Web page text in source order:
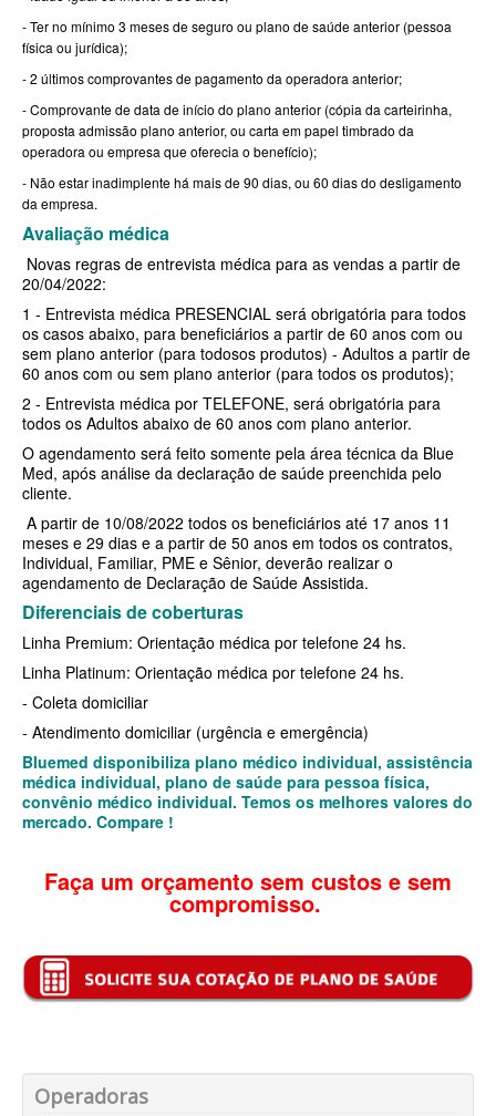
SANTARIS PLANO DE SAÚDE FAMILIAR
SÃO CRISTOVÃO PLANO DE SAÚDE FAMILIAR
SÃO MIGUEL PLANO DE SAÚDE FAMILIAR
STA CASA MAUÁ PLANO DE SAÚDE FAMILIAR
TOTAL MEDCARE PLANO DE SAÚDE FAMILIAR
TRASMONTANO PLANO DE SAÚDE FAMILIAR
ÚNICA PLANO DE SAÚDE FAMILIAR
UNIHOSP PLANO DE SAÚDE FAMILIAR
UNIMED GUARULHOS PLANO DE SAÚDE FAMILIAR
CLASSES PLANO DE SAÚDE FAMILIAR
PLANO DE SAÚDE INFANTIL
AMIL PLANO DE SAÚDE INFANTIL
BIO SAÚDE PLANO DE SAÚDE INFANTIL
BIOVIDA PLANO DE SAÚDE INFANTIL
BLUE MED PLANO DE SAÚDE INFANTIL
CLASSES PLANO DE SAÚDE INFANTIL
GARANTIA GS PLANO DE SAÚDE INFANTIL
GNDI PLANO DE SAÚDE INFANTIL
KIPP PLANO DE SAÚDE INFANTIL
MED TOUR PLANO DE SAÚDE INFANTIL
QSAUDE PLANO DE SAÚDE INFANTIL
SÃO MIGUEL PLANO DE SAÚDE INFANTIL
- Ter no mínimo 3 meses de seguro ou plano de saúde anterior (pessoa
física ou jurídica);
- 2 últimos comprovantes de pagamento da operadora anterior;
- Comprovante de data de início do plano anterior (cópia da carteirinha,
proposta admissão plano anterior, ou carta em papel timbrado da
operadora ou empresa que oferecia o benefício);
- Não estar inadimplente há mais de 90 dias, ou 60 dias do desligamento
da empresa.
Avaliação médica
Novas regras de entrevista médica para as vendas a partir de
20/04/2022:
1 - Entrevista médica PRESENCIAL será obrigatória para todos
os casos abaixo, para beneficiários a partir de 60 anos com ou
sem plano anterior (para todosos produtos) - Adultos a partir de
60 anos com ou sem plano anterior (para todos os produtos);
2 - Entrevista médica por TELEFONE, será obrigatória para
todos os Adultos abaixo de 60 anos com plano anterior.
O agendamento será feito somente pela área técnica da Blue
Med, após análise da declaração de saúde preenchida pelo
cliente.
A partir de 10/08/2022 todos os beneficiários até 17 anos 11
meses e 29 dias e a partir de 50 anos em todos os contratos,
Individual, Familiar, PME e Sênior, deverão realizar o
agendamento de Declaração de Saúde Assistida.
Diferenciais de coberturas
Linha Premium: Orientação médica por telefone 24 hs.
Linha Platinum: Orientação médica por telefone 24 hs.
- Coleta domiciliar
- Atendimento domiciliar (urgência e emergência)
Bluemed disponibiliza plano médico individual, assistência
médica individual, plano de saúde para pessoa física,
convênio médico individual. Temos os melhores valores do
mercado. Compare !
Faça um orçamento sem custos e sem
compromisso.
Operadoras